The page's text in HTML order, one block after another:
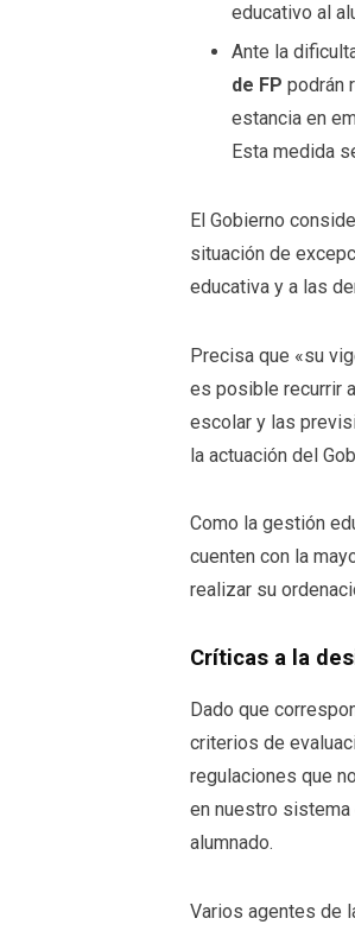
educativo al
Ante la
de FP podrán
estancia en
Esta medida
El Gobierno
situación de
educativa y a las
Precisa que «su
es posible recurrir
escolar y las
la actuación del
Como la gestión
cuenten con la
realizar su
Críticas a la
Dado que
criterios de
regulaciones que
en nuestro sistema
alumnado.
Varios agentes de